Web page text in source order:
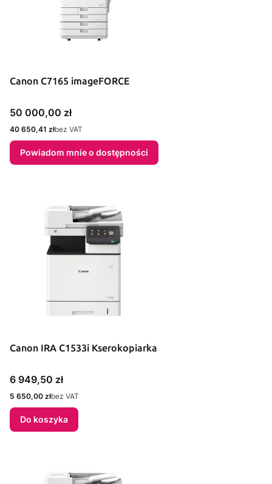
Canon C7165 imageFORCE
Cena
50 000,00 zł
Cena
40 650,41 złbez VAT
Powiadom mnie o dostępności
Canon IRA C1533i Kserokopiarka
Cena
6 949,50 zł
Cena
5 650,00 złbez VAT
Do koszyka